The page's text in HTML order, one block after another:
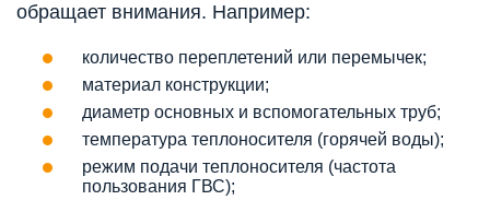
обращает внимания. Например:
количество переплетений или перемычек;
материал конструкции;
диаметр основных и вспомогательных труб;
температура теплоносителя (горячей воды);
режим подачи теплоносителя (частота
пользования ГВС);